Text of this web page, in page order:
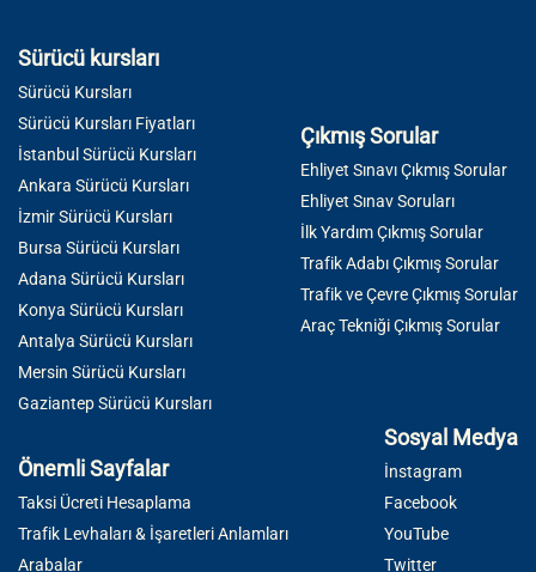
Sürücü kursları
Sürücü Kursları
Sürücü Kursları Fiyatları
İstanbul Sürücü Kursları
Ankara Sürücü Kursları
İzmir Sürücü Kursları
Bursa Sürücü Kursları
Adana Sürücü Kursları
Konya Sürücü Kursları
Antalya Sürücü Kursları
Mersin Sürücü Kursları
Gaziantep Sürücü Kursları
Çıkmış Sorular
Ehliyet Sınavı Çıkmış Sorular
Ehliyet Sınav Soruları
İlk Yardım Çıkmış Sorular
Trafik Adabı Çıkmış Sorular
Trafik ve Çevre Çıkmış Sorular
Araç Tekniği Çıkmış Sorular
Önemli Sayfalar
Taksi Ücreti Hesaplama
Trafik Levhaları & İşaretleri Anlamları
Arabalar
Sosyal Medya
İnstagram
Facebook
YouTube
Twitter